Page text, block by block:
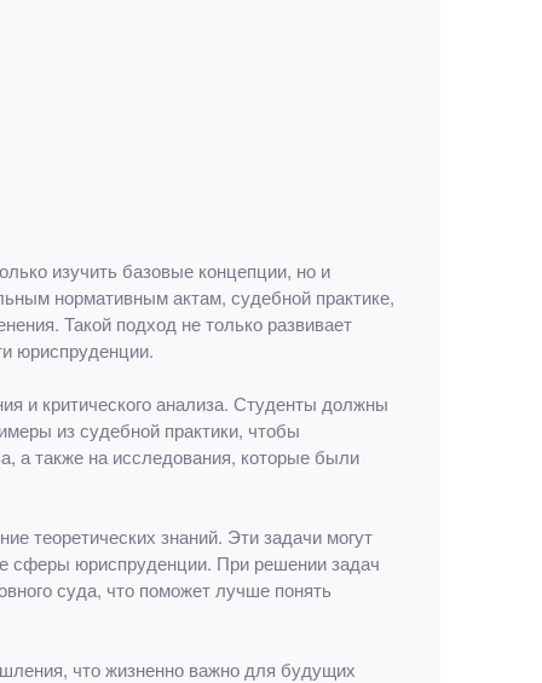
изучить базовые концепции, но и
нормативным актам, судебной практике,
Такой подход не только развивает
юриспруденции.
и критического анализа. Студенты должны
из судебной практики, чтобы
а также на исследования, которые были
теоретических знаний. Эти задачи могут
сферы юриспруденции. При решении задач
суда, что поможет лучше понять
что жизненно важно для будущих